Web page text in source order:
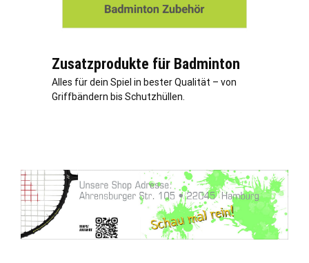
Zusatzprodukte für Badminton
Alles für dein Spiel in bester Qualität – von
Griffbändern bis Schutzhüllen.